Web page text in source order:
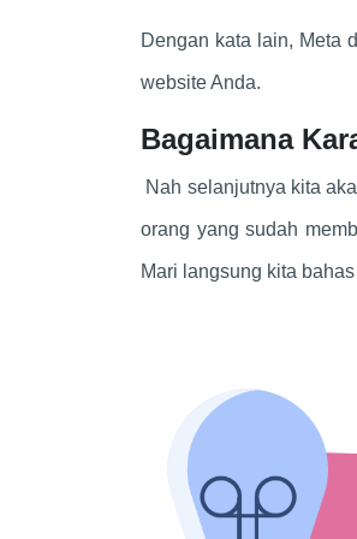
Dengan kata lain, Meta
website Anda.
Bagaimana
Nah selanjutnya kita
orang yang sudah
Mari langsung kita